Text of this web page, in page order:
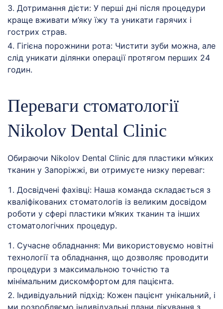
Дотримання дієти: У перші дні після процедури
краще вживати м’яку їжу та уникати гарячих і
гострих страв.
Гігієна порожнини рота: Чистити зуби можна, але
слід уникати ділянки операції протягом перших 24
годин.
Переваги стоматології
Nikolov Dental Clinic
Обираючи Nikolov Dental Clinic для пластики м’яких
тканин у Запоріжжі, ви отримуєте низку переваг:
Досвідчені фахівці: Наша команда складається з
кваліфікованих стоматологів із великим досвідом
роботи у сфері пластики м’яких тканин та інших
стоматологічних процедур.
Сучасне обладнання: Ми використовуємо новітні
технології та обладнання, що дозволяє проводити
процедури з максимальною точністю та
мінімальним дискомфортом для пацієнта.
Індивідуальний підхід: Кожен пацієнт унікальний, і